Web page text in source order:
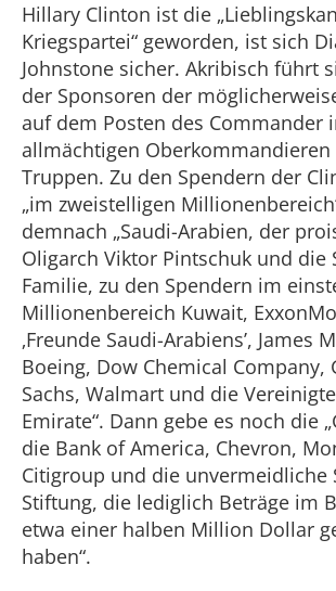
Hillary Clinton ist die
Kriegspartei“ geworden, ist sich
Johnstone sicher. Akribisch führt
der Sponsoren der
auf dem Posten des Commander
allmächtigen Oberkommandieren
Truppen. Zu den Spendern der
„im zweistelligen
demnach „Saudi-Arabien, der
Oligarch Viktor Pintschuk und die
Familie, zu den Spendern im
Millionenbereich Kuwait,
‚Freunde Saudi-Arabiens’, James
Boeing, Dow Chemical Company,
Sachs, Walmart und die
Emirate“. Dann gebe es noch die
die Bank of America, Chevron,
Citigroup und die unvermeidliche
Stiftung, die lediglich Beträge im
etwa einer halben Million Dollar
haben“.